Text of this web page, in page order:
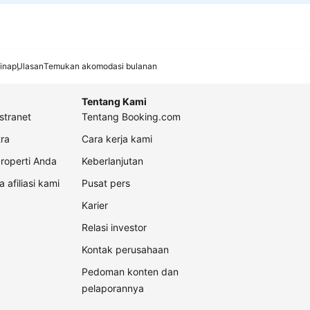
UlasanTemukan akomodasi bulanan
Anda
afiliasi kami
Tentang Kami
Tentang Booking.com
Cara kerja kami
Keberlanjutan
Pusat pers
Karier
Relasi investor
Kontak perusahaan
Pedoman konten dan
pelaporannya